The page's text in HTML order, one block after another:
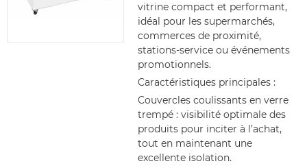
vitrine compact et performant,
idéal pour les supermarchés,
commerces de proximité,
stations-service ou événements
promotionnels.
Caractéristiques principales :
Couvercles coulissants en verre
trempé : visibilité optimale des
produits pour inciter à l’achat,
tout en maintenant une
excellente isolation.